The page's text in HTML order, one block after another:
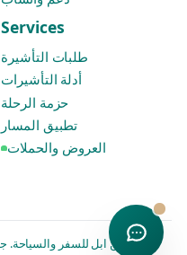
Services
طلبات التأشيرة
أدلة التأشيرات
حزمة الرحلة
تطبيق المسار
العروض والحملات
© 2012-2026 جرين ابل للسفر والسياحة. جميع الحقوق محفوظة.